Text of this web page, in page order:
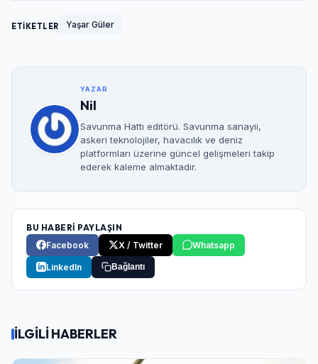
ETİKETLER Yaşar Güler
YAZAR
Nil
Savunma Hattı editörü. Savunma sanayii,
askeri teknolojiler, havacılık ve deniz
platformları üzerine güncel gelişmeleri takip
ederek kaleme almaktadır.
BU HABERİ PAYLAŞIN
Facebook
X / Twitter Whatsapp
LinkedIn Bağlantı
İLGİLİ HABERLER